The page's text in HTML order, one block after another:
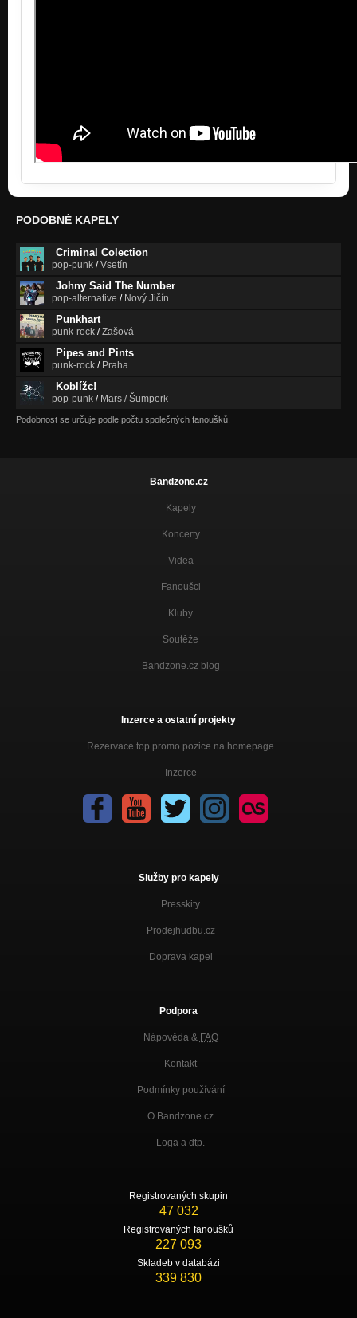
PODOBNÉ KAPELY
Criminal Colection
pop-punk /Vsetín
Johny Said The Number
pop-alternative / Nový Jičín
Punkhart
punk-rock /Zašová
Pipes and Pints
punk-rock / Praha
Koblížc!
pop-punk / Mars / Šumperk
Podobnost se určuje podle počtu společných fanoušků.
Bandzone.cz
Kapely
Koncerty
Videa
Fanoušci
Kluby
Soutěže
Bandzone.cz blog
Inzerce a ostatní projekty
Rezervace top promo pozice na homepage
Inzerce
Služby pro kapely
Presskity
Prodejhudbu.cz
Doprava kapel
Podpora
Nápověda & FAQ
Kontakt
Podmínky používání
O Bandzone.cz
Loga a dtp.
Registrovaných skupin
47 032
Registrovaných fanoušků
227 093
Skladeb v databázi
339 830